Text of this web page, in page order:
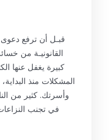
قبـل أن ترفع دعوى
القانونيـة من
كبيرة يغفل عنها
المشكلات منذ
وأسرتك. كثير من
في تجنب